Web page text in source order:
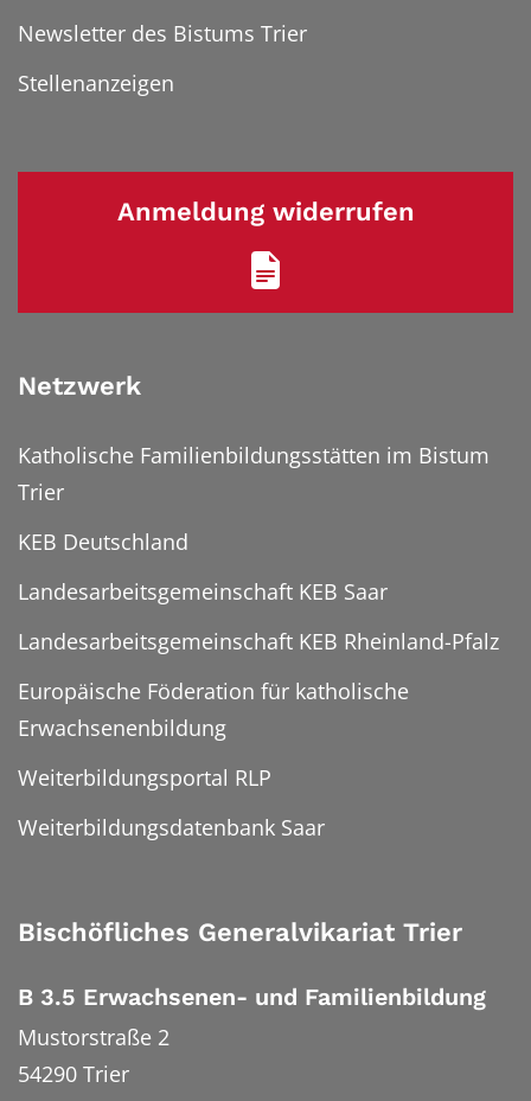
Newsletter des Bistums Trier
Stellenanzeigen
Anmeldung widerrufen
Netzwerk
Katholische Familienbildungsstätten im Bistum
Trier
KEB Deutschland
Landesarbeitsgemeinschaft KEB Saar
Landesarbeitsgemeinschaft KEB Rheinland-Pfalz
Europäische Föderation für katholische
Erwachsenenbildung
Weiterbildungsportal RLP
Weiterbildungsdatenbank Saar
Bischöfliches Generalvikariat Trier
B 3.5 Erwachsenen- und Familienbildung
Mustorstraße 2
54290 Trier